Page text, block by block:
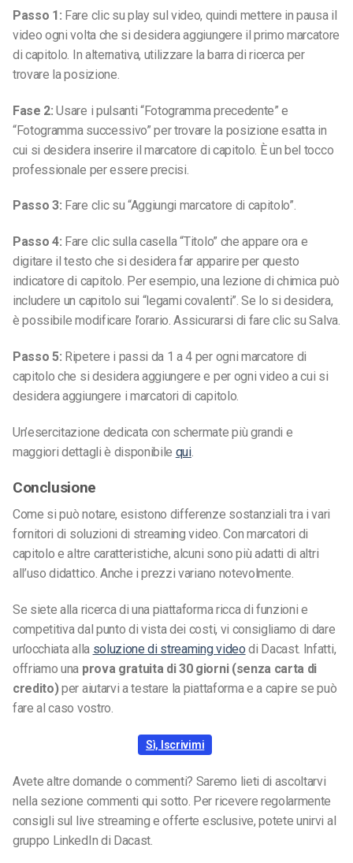
Passo 1: Fare clic su play sul video, quindi mettere in pausa il
video ogni volta che si desidera aggiungere il primo marcatore
di capitolo. In alternativa, utilizzare la barra di ricerca per
trovare la posizione.
Fase 2:Usare i pulsanti “Fotogramma precedente” e
“Fotogramma successivo” per trovare la posizione esatta in
cui si desidera inserire il marcatore di capitolo. È un bel tocco
professionale per essere precisi.
Passo 3: Fare clic su “Aggiungi marcatore di capitolo”.
Passo 4: Fare clic sulla casella “Titolo” che appare ora e
digitare il testo che si desidera far apparire per questo
indicatore di capitolo. Per esempio, una lezione di chimica può
includere un capitolo sui “legami covalenti”. Se lo si desidera,
è possibile modificare l’orario. Assicurarsi di fare clic su Salva.
Passo 5: Ripetere i passi da 1 a 4 per ogni marcatore di
capitolo che si desidera aggiungere e per ogni video a cui si
desidera aggiungere i marcatori di capitolo.
Un’esercitazione dedicata con schermate più grandi e
maggiori dettagli è disponibile qui.
Conclusione
Come si può notare, esistono differenze sostanziali tra i vari
fornitori di soluzioni di streaming video. Con marcatori di
capitolo e altre caratteristiche, alcuni sono più adatti di altri
all’uso didattico. Anche i prezzi variano notevolmente.
Se siete alla ricerca di una piattaforma ricca di funzioni e
competitiva dal punto di vista dei costi, vi consigliamo di dare
un’occhiata alla soluzione di streaming video di Dacast. Infatti,
offriamo una prova gratuita di 30 giorni (senza carta di
credito)per aiutarvi a testare la piattaforma e a capire se può
fare al caso vostro.
Sì, Iscrivimi
Avete altre domande o commenti? Saremo lieti di ascoltarvi
nella sezione commenti qui sotto. Per ricevere regolarmente
consigli sul live streaming e offerte esclusive, potete unirvi al
gruppo LinkedIn di Dacast.